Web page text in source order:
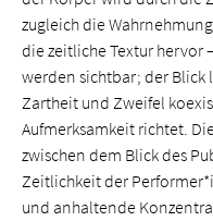
zugleich die
die zeitliche Textur hervor
werden sichtbar; der Blick
Zartheit und Zweifel
Aufmerksamkeit richtet.
zwischen dem Blick des
Zeitlichkeit der
und anhaltende